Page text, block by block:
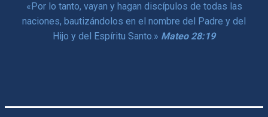
« Por lo tanto, vayan y hagan discípulos de todas las
naciones, bautizándolos en el nombre del Padre y del
Hijo y del Espíritu Santo.» Mateo 28:19